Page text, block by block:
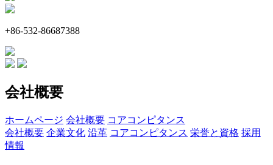
+86-532-86687388
会社概要
ホームページ 会社概要 コアコンピタンス
会社概要 企業文化 沿革 コアコンピタンス 栄誉と資格 採用
情報